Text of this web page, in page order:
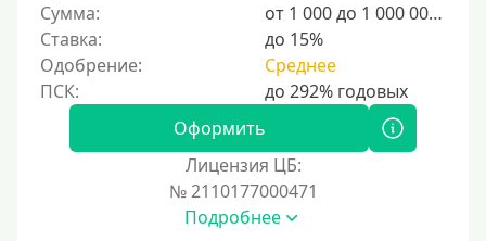
25000 руб
30000 руб
30000 руб на год
35000 руб
40000 руб
Сумма:
от 1 000 до 1 000 000 ₽
Ставка:
до 15%
Одобрение:
Среднее
Оформить
Лицензия ЦБ:
№ 2110177000471
Подробнее